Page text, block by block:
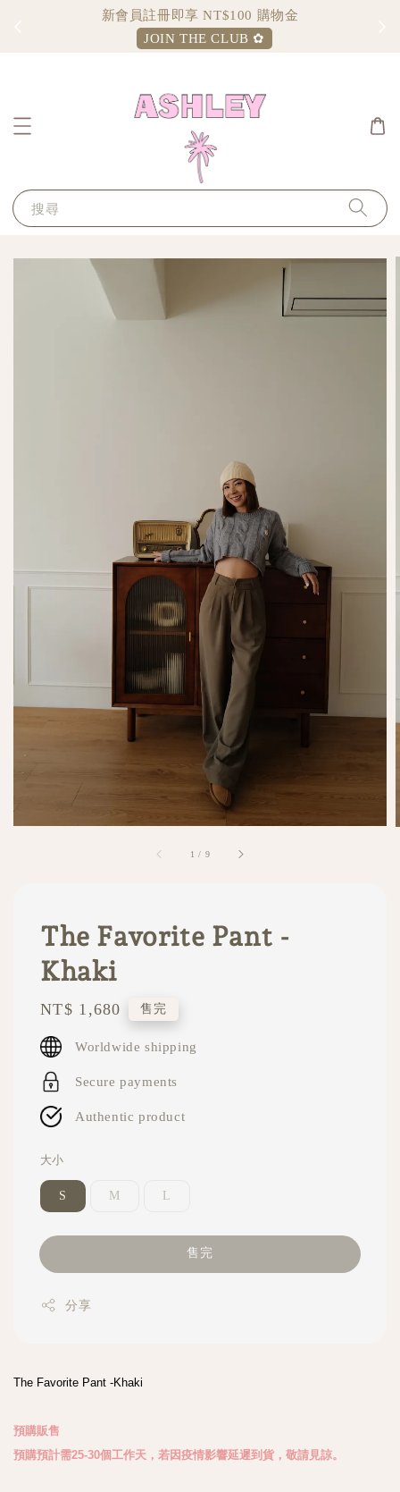
新會員註冊即享 NT$100 購物金
JOIN THE CLUB ✿
搜尋
1 / 9
The Favorite Pant -
Khaki
Regular
price
NT$ 1,680 售完
Worldwide shipping
Secure payments
Authentic product
大小
S M L
售完
分享
The Favorite Pant -Khaki
預購販售
預購預計需25-30個工作天，若因疫情影響延遲到貨，敬請見諒。